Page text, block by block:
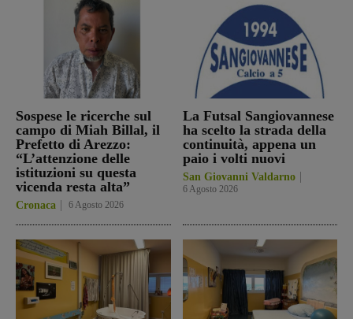
Sospese le ricerche sul
campo di Miah Billal, il
Prefetto di Arezzo:
“L’attenzione delle
istituzioni su questa
vicenda resta alta”
Cronaca 6 Agosto 2026
La Futsal Sangiovannese
ha scelto la strada della
continuità, appena un
paio i volti nuovi
San Giovanni Valdarno
6 Agosto 2026